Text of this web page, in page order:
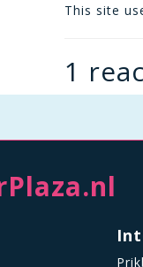
This site
1